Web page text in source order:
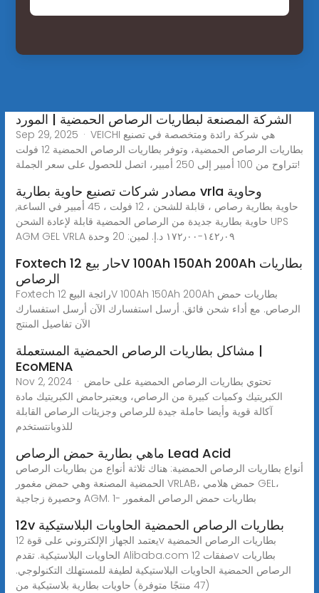
الشركة المصنعة لبطاريات الرصاص الحمضية | المورد
Sep 29, 2025 · VEICHI هي شركة رائدة ومتخصصة في تصنيع
بطاريات الرصاص الحمضية، وتوفر بطاريات الرصاص الحمضية 12 فولت
تتراوح من 100 أمبير إلى 250 أمبير، اتصل للحصول على سعر الجملة!
مصادر شركات تصنيع حاوية بطارية vrla وحاوية
حاوية بطارية رصاص ، قابلة للشحن ، 12 فولت ، 45 أمبير في الساعة,
حاوية بطارية جديدة من الرصاص الحمضية قابلة لإعادة الشحن UPS
Foxtech حار بيع 12V 100Ah 150Ah 200Ah بطاريات
الرصاص
Foxtech رائجة البيع 12V 100Ah 150Ah 200Ah بطاريات حمض
الرصاص. مع أداء شحن فائق. أرسل استفسارك الآن أرسل استفسارك
الآن تفاصيل المنتج
مشاكل بطاريات الرصاص الحمضية المستعملة |
EcoMENA
Nov 2, 2024 · تحتوي بطاريات الرصاص الحمضية على حامض
الكبريتيك وكميات كبيرة من الرصاص، ويعتبرحامض الكبريتيك مادة
آكالة قوية وأيضا حاملة جيدة للرصاص وجزيئات الرصاص القابلة
للذوبانتستخدم
ماهي بطارية حمض الرصاص Lead Acid
أنواع بطاريات الرصاص الحمضية: هناك ثلاثة أنواع من بطاريات الرصاص
الحمضية المصنعة وهي حمض مغمور VRLAB، حمض هلامي GEL،
وحصيرة زجاجية AGM. 1- بطاريات حمض الرصاص المغمور
12v بطاريات الرصاص الحمضية الحاويات البلاستيكية
يعتمد الجهاز الإلكتروني على قوة 12v بطاريات الرصاص الحمضية
الحاويات البلاستيكية. تقدم Alibaba.com صفقات 12v بطاريات
الرصاص الحمضية الحاويات البلاستيكية لطيفة للمستهلك التكنولوجي.
(47 منتجًا متوفرة) حاويات بطارية بلاستيكية من